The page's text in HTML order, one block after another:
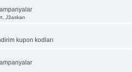
, J3askan
kupon kodları